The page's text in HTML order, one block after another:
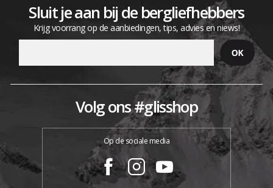
Sluit je aan bij de bergliefhebbers
Krijg voorrang op de aanbiedingen, tips, advies en niews!
Volg ons #glisshop
Op de sociale media